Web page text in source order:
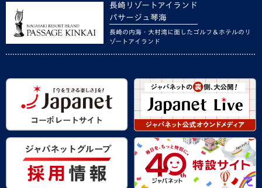
長崎リゾートアイランド
パサージュ琴海
長崎の内海・大村湾に面したゴルフ＆ホテルのリ
ゾートアイランド